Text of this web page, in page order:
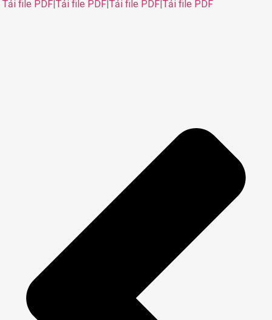
Tải file PDF Tải file PDF Tải file PDF Tải file PDF